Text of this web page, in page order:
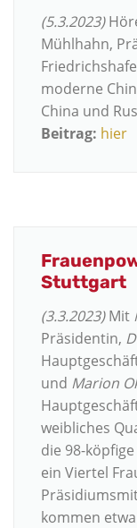
(5.3.2023)
Mühlhahn,
moderne
China und
Beitrag: hier
Stuttgart
(3.3.2023)Mit
Präsidentin,
und Marion
weibliches
die 98-
ein Viertel
kommen